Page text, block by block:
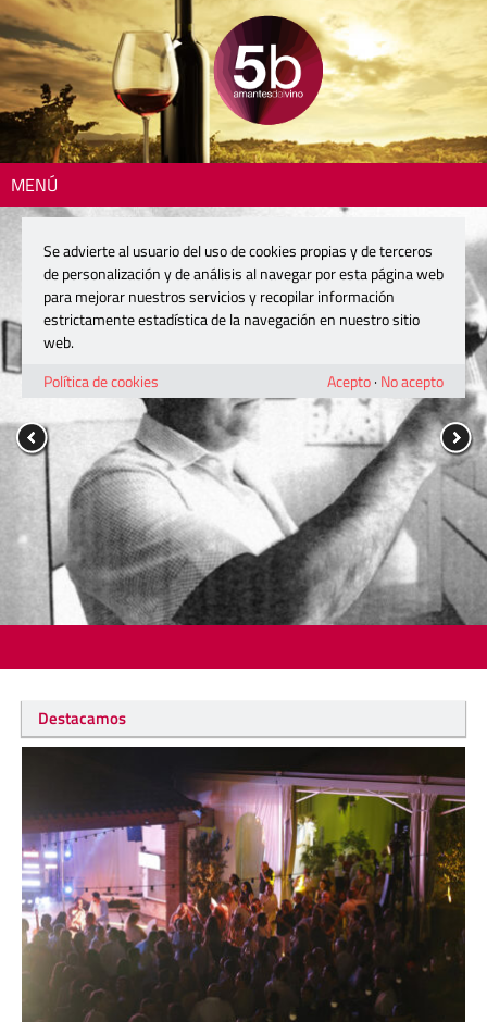
MENÚ
Destacamos
Se advierte al usuario del uso de cookies propias y de terceros
de personalización y de análisis al navegar por esta página web
para mejorar nuestros servicios y recopilar información
estrictamente estadística de la navegación en nuestro sitio
web.
Política de cookies
Acepto· No acepto